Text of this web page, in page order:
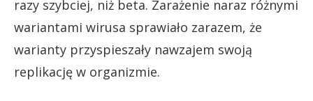
razy szybciej, niż beta. Zarażenie naraz różnymi
wariantami wirusa sprawiało zarazem, że
warianty przyspieszały nawzajem swoją
replikację w organizmie.